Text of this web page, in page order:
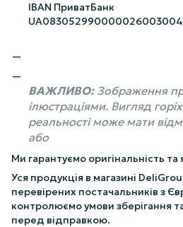
IBAN ПриватБанк
ВАЖЛИВО:Зображення
ілюстраціями. Вигляд
реальності може мати
або
Ми гарантуємо оригінальність та
Уся продукція в магазині
перевірених постачальників з
контролюємо умови зберігання
перед відправкою.